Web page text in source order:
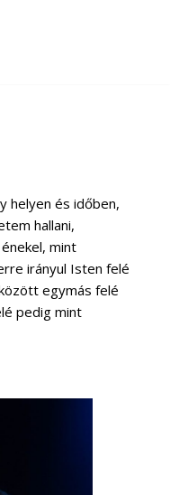
helyen és időben,
hallani,
mint
irányul Isten felé
egymás felé
pedig mint